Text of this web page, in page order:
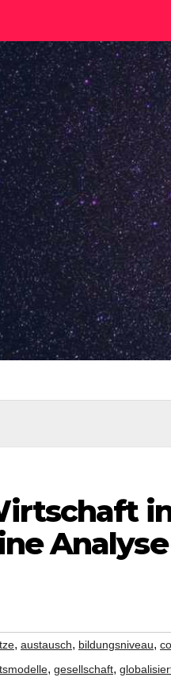
, austausch, bildungsniveau,
, gesellschaft,